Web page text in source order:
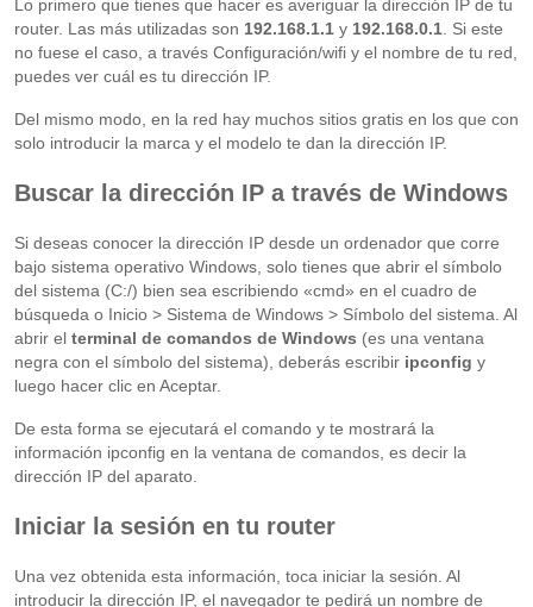
Lo primero que tienes que hacer es averiguar la dirección IP de tu
router. Las más utilizadas son 192.168.1.1y 192.168.0.1. Si este
no fuese el caso, a través Configuración/wifi y el nombre de tu red,
puedes ver cuál es tu dirección IP.
Del mismo modo, en la red hay muchos sitios gratis en los que con
solo introducir la marca y el modelo te dan la dirección IP.
Buscar la dirección IP a través de Windows
Si deseas conocer la dirección IP desde un ordenador que corre
bajo sistema operativo Windows, solo tienes que abrir el símbolo
del sistema (C:/) bien sea escribiendo «cmd» en el cuadro de
búsqueda o Inicio > Sistema de Windows > Símbolo del sistema. Al
abrir el terminal de comandos de Windows (es una ventana
negra con el símbolo del sistema), deberás escribir ipconfig y
luego hacer clic en Aceptar.
De esta forma se ejecutará el comando y te mostrará la
información ipconfig en la ventana de comandos, es decir la
dirección IP del aparato.
Iniciar la sesión en tu router
Una vez obtenida esta información, toca iniciar la sesión. Al
introducir la dirección IP, el navegador te pedirá un nombre de